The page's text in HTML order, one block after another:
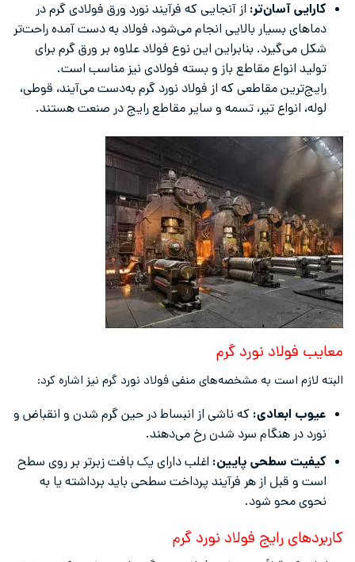
کارایی آسان‌تر: از آنجایی که فرآیند نورد ورق فولادی گرم در
دماهای بسیار بالایی انجام می‌شود، فولاد به دست آمده راحت‌تر
شکل می‌گیرد. بنابراین این نوع فولاد علاوه بر ورق گرم برای
تولید انواع مقاطع باز و بسته فولادی نیز مناسب‌ است.
رایج‌ترین مقاطعی که از فولاد نورد گرم به‌دست می‌آیند، قوطی،
لوله، انواع تیر، تسمه و سایر مقاطع رایج در صنعت هستند.
معایب فولاد نورد گرم
البته لازم است به مشخصه‌های منفی فولاد نورد گرم نیز اشاره کرد:
عیوب ابعادی: که ناشی از انبساط در حین گرم شدن و انقباض و
نورد در هنگام سرد شدن رخ می‌دهند.
کیفیت سطحی پایین: اغلب دارای یک بافت زبرتر بر روی سطح
است و قبل از هر فرآیند پرداخت سطحی باید برداشته یا به
نحوی محو شود.
کاربردهای رایج فولاد نورد گرم